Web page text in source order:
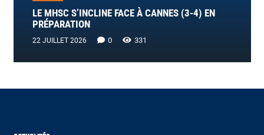
LE MHSC S’INCLINE FACE À CANNES (3-4) EN
PRÉPARATION
22 JUILLET 2026 0 331